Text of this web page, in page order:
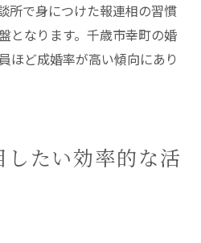
所で身につけた報連相の習慣
となります。千歳市幸町の婚
ほど成婚率が高い傾向にあり
たい効率的な活